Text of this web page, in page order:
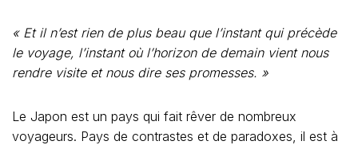
« Et il n’est rien de plus beau que l’instant qui précède
le voyage, l’instant où l’horizon de demain vient nous
rendre visite et nous dire ses promesses. »
Le Japon est un pays qui fait rêver de nombreux
voyageurs. Pays de contrastes et de paradoxes, il est à